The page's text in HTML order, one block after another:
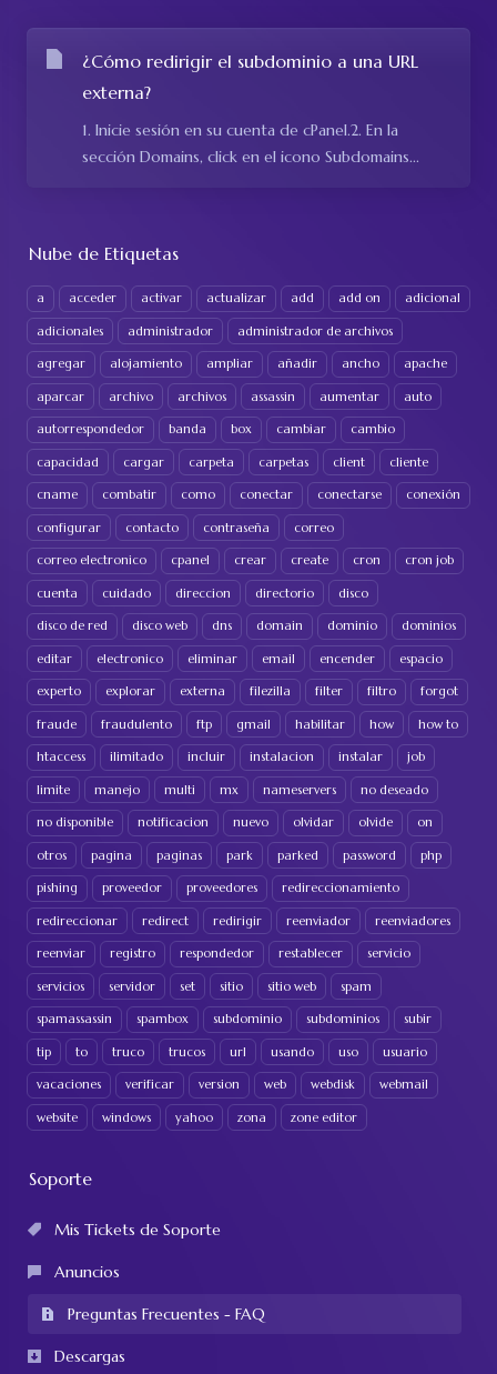
Nube de Etiquetas
a acceder activar actualizar add add on adicional
adicionales administrador administrador de archivos
agregar alojamiento ampliar añadir ancho apache
aparcar archivo archivos assassin aumentar auto
autorrespondedor banda box cambiar cambio
capacidad cargar carpeta carpetas client cliente
cname combatir como conectar conectarse conexión
configurar contacto contraseña correo
correo electronico cpanel crear create cron cron job
cuenta cuidado direccion directorio disco
disco de red disco web dns domain dominio dominios
editar electronico eliminar email encender espacio
experto explorar externa filezilla filter filtro forgot
fraude fraudulento ftp gmail habilitar how how to
htaccess ilimitado incluir instalacion instalar job
limite manejo multi mx nameservers no deseado
no disponible notificacion nuevo olvidar olvide on
otros pagina paginas park parked password php
pishing proveedor proveedores redireccionamiento
redireccionar redirect redirigir reenviador reenviadores
reenviar registro respondedor restablecer servicio
servicios servidor set sitio sitio web spam
spamassassin spambox subdominio subdominios subir
tip to truco trucos url usando uso usuario
vacaciones verificar version web webdisk webmail
website windows yahoo zona zone editor
Soporte
Mis Tickets de Soporte
Anuncios
Preguntas Frecuentes - FAQ
Descargas
¿Cómo redirigir el subdominio a una URL
externa?
1. Inicie sesión en su cuenta de cPanel.2. En la
sección Domains, click en el icono Subdomains...